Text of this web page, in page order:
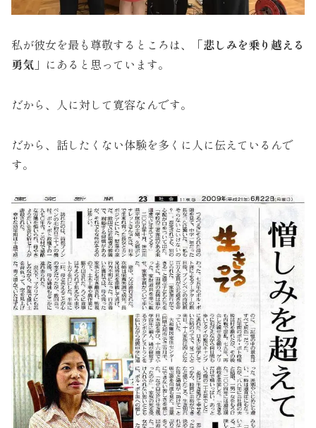
私が彼女を最も尊敬するところは、
「悲しみを乗り越える
勇気」 にあると思っています。
だから、人に対して寛容なんです。
だから、話したくない体験を多くに人に伝えているんで
す。